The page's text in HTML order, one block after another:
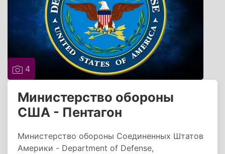
4
Министерство обороны
США - Пентагон
Министерство обороны Соединенных Штатов
Америки - Department of Defense,